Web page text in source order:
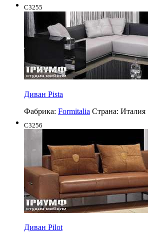
C3255
Диван Pista
Фабрика: Formitalia Страна: Италия
C3256
Диван Pilot